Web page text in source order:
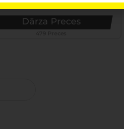
Dārza Preces